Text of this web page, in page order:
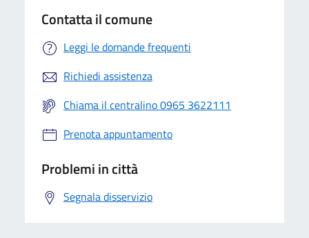
Contatta il comune
Leggi le domande frequenti
Richiedi assistenza
Chiama il centralino 0965 3622111
Prenota appuntamento
Problemi in città
Segnala disservizio